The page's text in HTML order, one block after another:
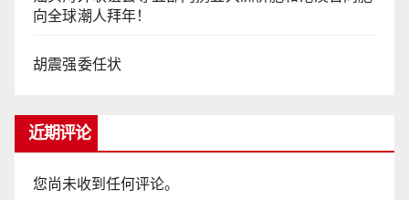
向全球潮人拜年！
胡震强委任状
近期评论
您尚未收到任何评论。